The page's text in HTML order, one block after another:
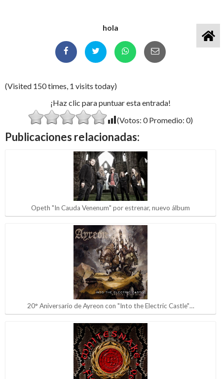
hola
(Visited 150 times, 1 visits today)
¡Haz clic para puntuar esta entrada!
(Votos: 0Promedio: 0)
Publicaciones relacionadas:
Opeth "In Cauda Venenum" por estrenar, nuevo álbum
20° Aniversario de Ayreon con "Into the Electric Castle"…